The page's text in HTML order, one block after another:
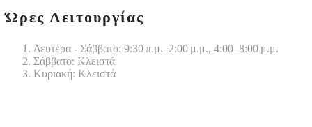
Ώρες Λειτουργίας
Δευτέρα - Σάββατο: 9:30 π.μ.–2:00 μ.μ., 4:00–8:00 μ.μ.
Σάββατο: Κλειστά
Κυριακή: Κλειστά